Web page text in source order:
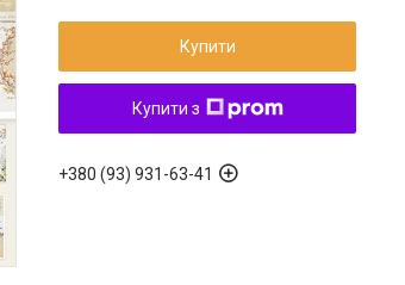
Купити
Купити з
+380 (93) 931-63-41